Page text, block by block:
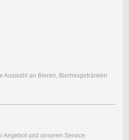
Auswahl an Bieren, Biermixgetränken
Angebot und unseren Service.